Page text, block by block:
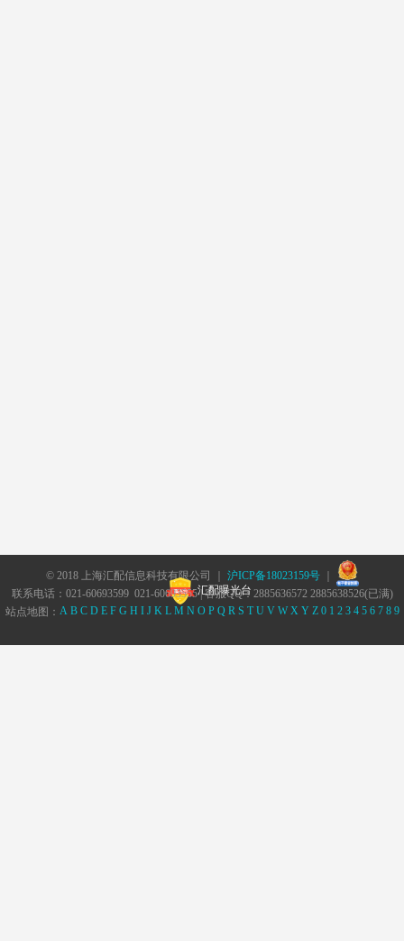
© 2018 上海汇配信息科技有限公司 ｜ 沪ICP备18023159号｜
汇配曝光台
联系电话：021-60693599 021-60693555 | 客服QQ：2885636572 2885638526(已满)
站点地图： A B C D E F G H I J K L M N O P Q R S T U V W X Y Z 0 1 2 3 4 5 6 7 8 9